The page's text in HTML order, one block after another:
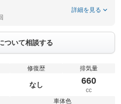
詳細を見る
ついて相談する
修復歴
なし
排気量
660
cc
車体色